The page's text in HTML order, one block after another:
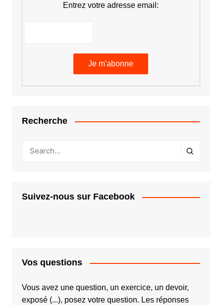
Entrez votre adresse email:
Recherche
Suivez-nous sur Facebook
Vos questions
Vous avez une question, un exercice, un devoir,
exposé (...), posez votre question. Les réponses